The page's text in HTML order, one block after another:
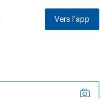
Vers l'app